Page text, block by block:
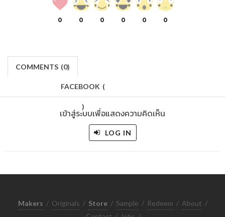
0 0 0 0 0 0
COMMENTS (0)
FACEBOOK (
)
เข้าสู่ระบบเพื่อแสดงความคิดเห็น
LOG IN
Makers / Originals / Store / Sample / Redeem / About /